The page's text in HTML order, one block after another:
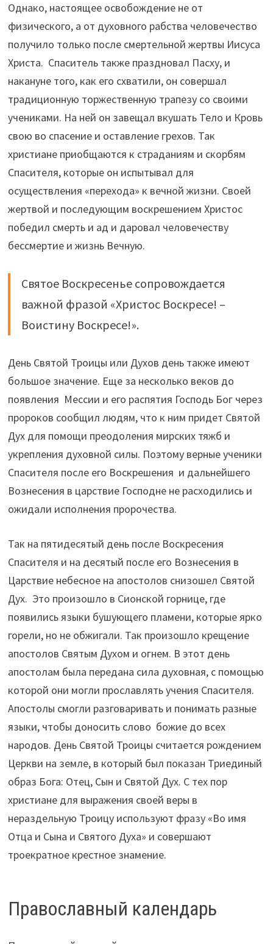
Однако, настоящее освобождение не от
физического, а от духовного рабства человечество
получило только после смертельной жертвы Иисуса
Христа. Спаситель также праздновал Пасху, и
накануне того, как его схватили, он совершал
традиционную торжественную трапезу со своими
учениками. На ней он завещал вкушать Тело и Кровь
свою во спасение и оставление грехов. Так
христиане приобщаются к страданиям и скорбям
Спасителя, которые он испытывал для
осуществления «перехода» к вечной жизни. Своей
жертвой и последующим воскрешением Христос
победил смерть и ад и даровал человечеству
бессмертие и жизнь Вечную.
Святое Воскресенье сопровождается
важной фразой «Христос Воскресе! –
Воистину Воскресе!».
День Святой Троицы или Духов день также имеют
большое значение. Еще за несколько веков до
появления Мессии и его распятия Господь Бог через
пророков сообщил людям, что к ним придет Святой
Дух для помощи преодоления мирских тяжб и
укрепления духовной силы. Поэтому верные ученики
Спасителя после его Воскрешения и дальнейшего
Вознесения в царствие Господне не расходились и
ожидали исполнения пророчества.
Так на пятидесятый день после Воскресения
Спасителя и на десятый после его Вознесения в
Царствие небесное на апостолов снизошел Святой
Дух. Это произошло в Сионской горнице, где
появились языки бушующего пламени, которые ярко
горели, но не обжигали. Так произошло крещение
апостолов Святым Духом и огнем. В этот день
апостолам была передана сила духовная, с помощью
которой они могли прославлять учения Спасителя.
Апостолы смогли разговаривать и понимать разные
языки, чтобы доносить слово божие до всех
народов. День Святой Троицы считается рождением
Церкви на земле, в который был показан Триединый
образ Бога: Отец, Сын и Святой Дух. С тех пор
христиане для выражения своей веры в
нераздельную Троицу используют фразу «Во имя
Отца и Сына и Святого Духа» и совершают
троекратное крестное знамение.
Православный календарь